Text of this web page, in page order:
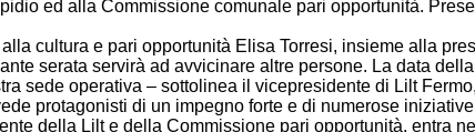
ed alla Commissione comunale pari opportunità.
cultura e pari opportunità Elisa Torresi, insieme alla
serata servirà ad avvicinare altre persone. La data
sede operativa – sottolinea il vicepresidente di Lilt
protagonisti di un impegno forte e di numerose
della Lilt e della Commissione pari opportunità, entra